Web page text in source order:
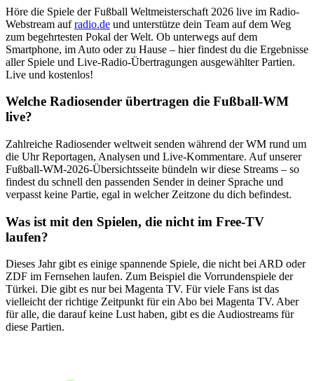
Höre die Spiele der Fußball Weltmeisterschaft 2026 live im Radio-
Webstream aufradio.de und unterstütze dein Team auf dem Weg
zum begehrtesten Pokal der Welt. Ob unterwegs auf dem
Smartphone, im Auto oder zu Hause – hier findest du die Ergebnisse
aller Spiele und Live-Radio-Übertragungen ausgewählter Partien.
Live und kostenlos!
Welche Radiosender übertragen die Fußball-WM
live?
Zahlreiche Radiosender weltweit senden während der WM rund um
die Uhr Reportagen, Analysen und Live-Kommentare. Auf unserer
Fußball-WM-2026-Übersichtsseite bündeln wir diese Streams – so
findest du schnell den passenden Sender in deiner Sprache und
verpasst keine Partie, egal in welcher Zeitzone du dich befindest.
Was ist mit den Spielen, die nicht im Free-TV
laufen?
Dieses Jahr gibt es einige spannende Spiele, die nicht bei ARD oder
ZDF im Fernsehen laufen. Zum Beispiel die Vorrundenspiele der
Türkei. Die gibt es nur bei Magenta TV. Für viele Fans ist das
vielleicht der richtige Zeitpunkt für ein Abo bei Magenta TV. Aber
für alle, die darauf keine Lust haben, gibt es die Audiostreams für
diese Partien.